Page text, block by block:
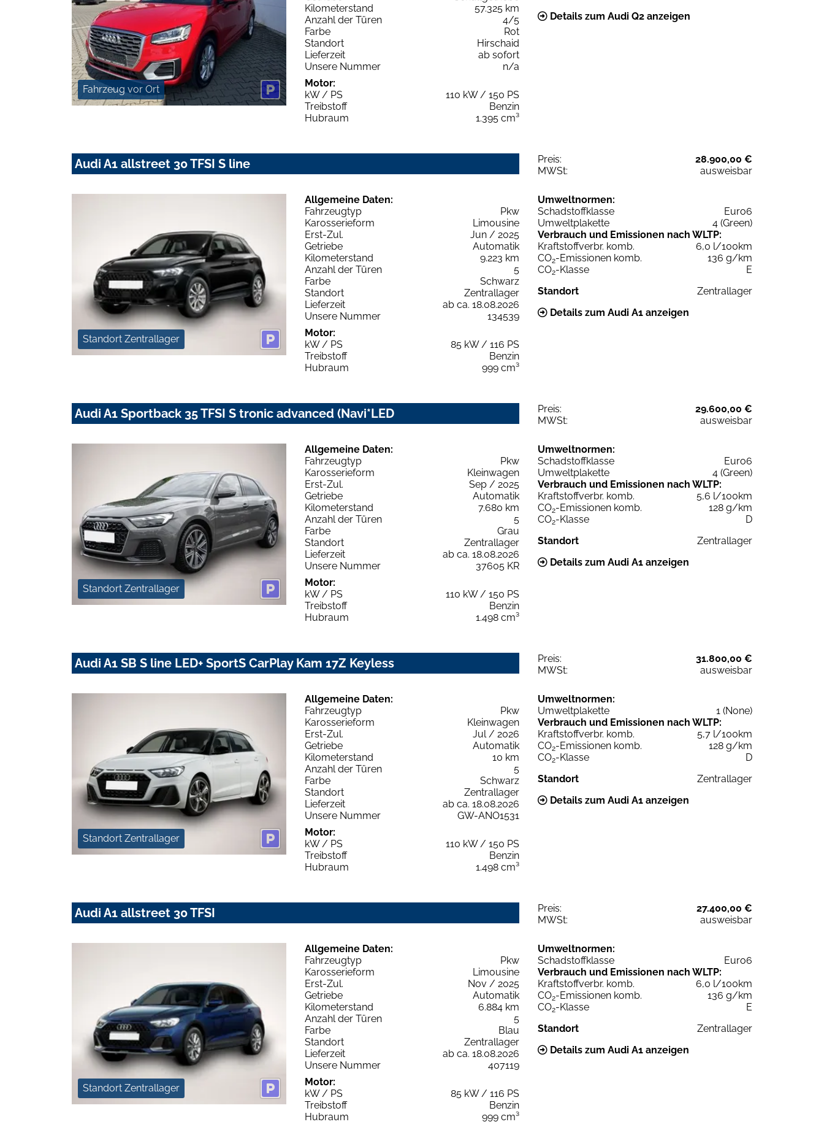
Fahrzeug vor Ort
Kilometerstand
57.325 km
Anzahl der Türen
4/5
Farbe
Rot
Standort
Hirschaid
Lieferzeit
ab sofort
Unsere Nummer
n/a
Motor:
kW / PS
110 kW / 150 PS
Treibstoff
Benzin
Hubraum
1.395 cm³
Details zum Audi Q2 anzeigen
Audi A1 allstreet 30 TFSI S line Preis:
28.900,00 €
MWSt:
ausweisbar
Standort Zentrallager
Allgemeine Daten:
Fahrzeugtyp
Pkw
Karosserieform
Limousine
Erst-Zul.
Jun / 2025
Getriebe
Automatik
Kilometerstand
9.223 km
Anzahl der Türen
5
Farbe
Schwarz
Standort
Zentrallager
Lieferzeit
ab ca. 18.08.2026
Unsere Nummer
134539
Motor:
kW / PS
85 kW / 116 PS
Treibstoff
Benzin
Hubraum
999 cm³
Umweltnormen:
Schadstoffklasse
Euro6
Umweltplakette
4 (Green)
Verbrauch und Emissionen nach WLTP:
Kraftstoffverbr. komb.
6,0 l/100km
CO2-Emissionen komb.
136 g/km
CO2-Klasse
E
Standort
Zentrallager
Details zum Audi A1 anzeigen
Audi A1 Sportback 35 TFSI S tronic advanced (Navi*LED Preis:
29.600,00 €
MWSt:
ausweisbar
Standort Zentrallager
Allgemeine Daten:
Fahrzeugtyp
Pkw
Karosserieform
Kleinwagen
Erst-Zul.
Sep / 2025
Getriebe
Automatik
Kilometerstand
7.680 km
Anzahl der Türen
5
Farbe
Grau
Standort
Zentrallager
Lieferzeit
ab ca. 18.08.2026
Unsere Nummer
37605 KR
Motor:
kW / PS
110 kW / 150 PS
Treibstoff
Benzin
Hubraum
1.498 cm³
Umweltnormen:
Schadstoffklasse
Euro6
Umweltplakette
4 (Green)
Verbrauch und Emissionen nach WLTP:
Kraftstoffverbr. komb.
5,6 l/100km
CO2-Emissionen komb.
128 g/km
CO2-Klasse
D
Standort
Zentrallager
Details zum Audi A1 anzeigen
Audi A1 SB S line LED+ SportS CarPlay Kam 17Z Keyless Preis:
31.800,00 €
MWSt:
ausweisbar
Standort Zentrallager
Allgemeine Daten:
Fahrzeugtyp
Pkw
Karosserieform
Kleinwagen
Erst-Zul.
Jul / 2026
Getriebe
Automatik
Kilometerstand
10 km
Anzahl der Türen
5
Farbe
Schwarz
Standort
Zentrallager
Lieferzeit
ab ca. 18.08.2026
Unsere Nummer
GW-ANO1531
Motor:
kW / PS
110 kW / 150 PS
Treibstoff
Benzin
Hubraum
1.498 cm³
Umweltnormen:
Umweltplakette
1 (None)
Verbrauch und Emissionen nach WLTP:
Kraftstoffverbr. komb.
5,7 l/100km
CO2-Emissionen komb.
128 g/km
CO2-Klasse
D
Standort
Zentrallager
Details zum Audi A1 anzeigen
Audi A1 allstreet 30 TFSI Preis:
27.400,00 €
MWSt:
ausweisbar
Standort Zentrallager
Allgemeine Daten:
Fahrzeugtyp
Pkw
Karosserieform
Limousine
Erst-Zul.
Nov / 2025
Getriebe
Automatik
Kilometerstand
6.884 km
Anzahl der Türen
5
Farbe
Blau
Standort
Zentrallager
Lieferzeit
ab ca. 18.08.2026
Unsere Nummer
407119
Motor:
kW / PS
85 kW / 116 PS
Treibstoff
Benzin
Hubraum
999 cm³
Umweltnormen:
Schadstoffklasse
Euro6
Verbrauch und Emissionen nach WLTP:
Kraftstoffverbr. komb.
6,0 l/100km
CO2-Emissionen komb.
136 g/km
CO2-Klasse
E
Standort
Zentrallager
Details zum Audi A1 anzeigen